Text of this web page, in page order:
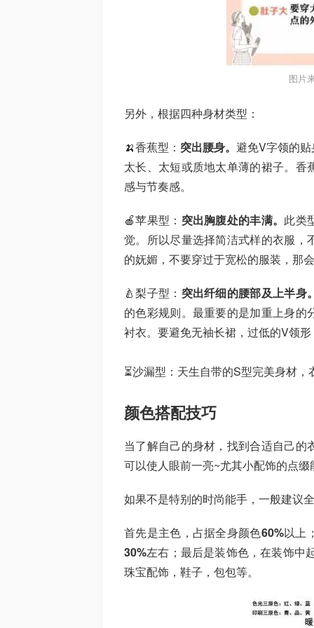
图片
另外，根据四种身材类型：
🍌香蕉型： 突出腰身。避免V字领的
太长、太短或质地太单薄的裙子。
感与节奏感。
🍎苹果型： 突出胸腹处的丰满。 此类
觉。所以尽量选择简洁式样的衣服，
的妩媚，不要穿过于宽松的服装，那
🍐梨子型： 突出纤细的腰部及上半身
的色彩规则。最重要的是加重上身
衬衣。要避免无袖长裙，过低的V领
⏳沙漏型：天生自带的S型完美身材
颜色搭配技巧
当了解自己的身材，找到合适自己
可以使人眼前一亮~尤其小配饰的点
如果不是特别的时尚能手，一般建议
首先是主色，占据全身颜色60%以上
30%左右；最后是装饰色，在装饰中
珠宝配饰，鞋子，包包等。